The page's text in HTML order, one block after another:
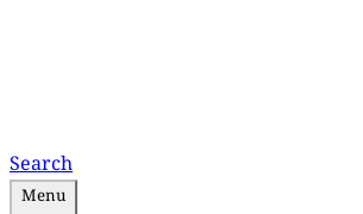
Search
Menu